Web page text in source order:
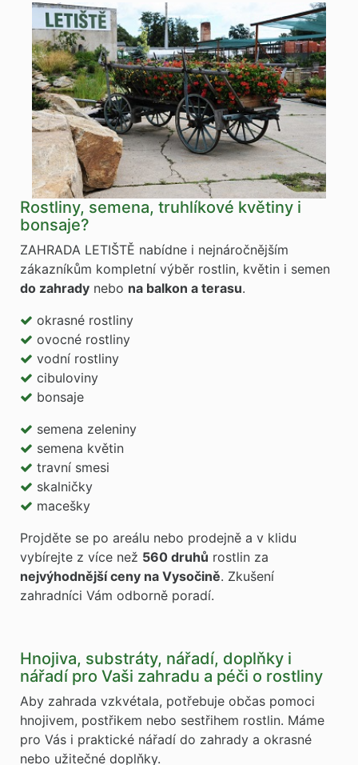
Rostliny, semena, truhlíkové květiny i
bonsaje?
ZAHRADA LETIŠTĚ nabídne i nejnáročnějším
zákazníkům kompletní výběr rostlin, květin i semen
do zahrady nebo na balkon a terasu.
okrasné rostliny
ovocné rostliny
vodní rostliny
cibuloviny
bonsaje
semena zeleniny
semena květin
travní smesi
skalničky
macešky
Projděte se po areálu nebo prodejně a v klidu
vybírejte z více než 560 druhů rostlin za
nejvýhodnější ceny na Vysočině. Zkušení
zahradníci Vám odborně poradí.
Hnojiva, substráty, nářadí, doplňky i
nářadí pro Vaši zahradu a péči o rostliny
Aby zahrada vzkvétala, potřebuje občas pomoci
hnojivem, postřikem nebo sestřihem rostlin. Máme
pro Vás i praktické nářadí do zahrady a okrasné
nebo užitečné doplňky.